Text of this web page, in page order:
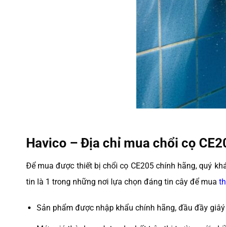
Havico – Địa chỉ mua chổi cọ
Để mua được thiết bị chổi cọ CE205 chính hãng, quý
tin là 1 trong những nơi lựa chọn đáng tin cây để mua
Sản phẩm được nhập khẩu chính hãng, đầu đầy giâý